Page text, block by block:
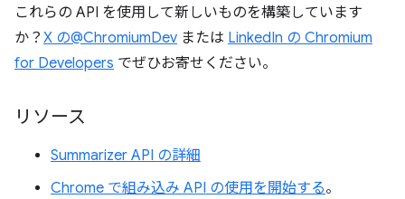
これらの API を使用して新しいものを構築しています
か？ X の@ChromiumDev または LinkedIn の Chromium
for Developers でぜひお寄せください。
リソース
Summarizer API の詳細
Chrome で組み込み API の使用を開始する。